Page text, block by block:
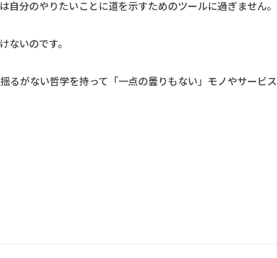
自分のやりたいことに道を示すためのツールに過ぎません。
ないのです。
るがない哲学を持って「一点の曇りもない」モノやサービス